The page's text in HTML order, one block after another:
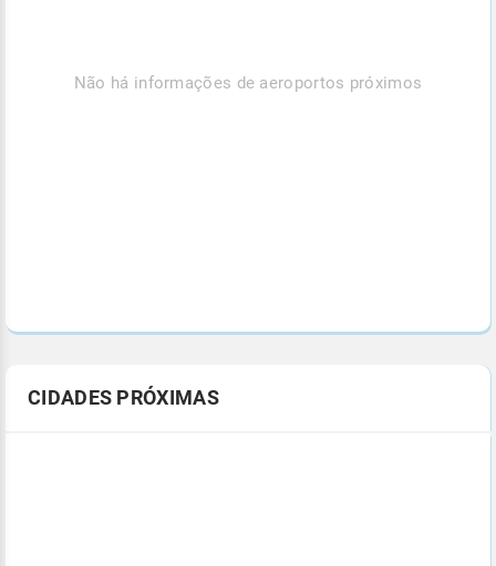
Não há informações de aeroportos próximos
CIDADES PRÓXIMAS